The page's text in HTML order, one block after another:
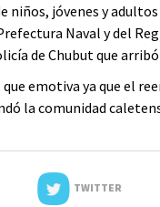
niños, jóvenes y
Naval y del
de Chubut que
emotiva ya que el
la comunidad
TWITTER